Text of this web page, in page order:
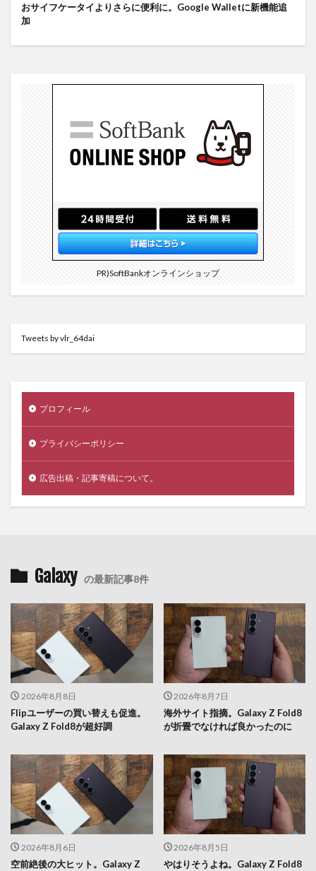
おサイフケータイよりさらに便利に。Google Walletに新機能追
加
PR)SoftBankオンラインショップ
Tweets by vlr_64dai
プロフィール
プライバシーポリシー
広告出稿・記事寄稿について。
Galaxy の最新記事8件
2026年8月8日
Flipユーザーの買い替えも促進。
Galaxy Z Fold8が超好調
2026年8月7日
海外サイト指摘。Galaxy Z Fold8
が折畳でなければ良かったのに
2026年8月6日
空前絶後の大ヒット。Galaxy Z
2026年8月5日
やはりそうよね。Galaxy Z Fold8